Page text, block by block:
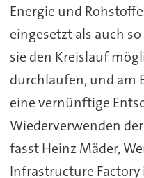
Energie und
eingesetzt als auch
sie den Kreislauf
durchlaufen, und am
eine vernünftige
Wiederverwenden
fasst Heinz Mäder,
Infrastructure Factory